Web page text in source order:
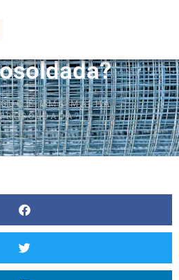
uma malha
É UMA MALHA